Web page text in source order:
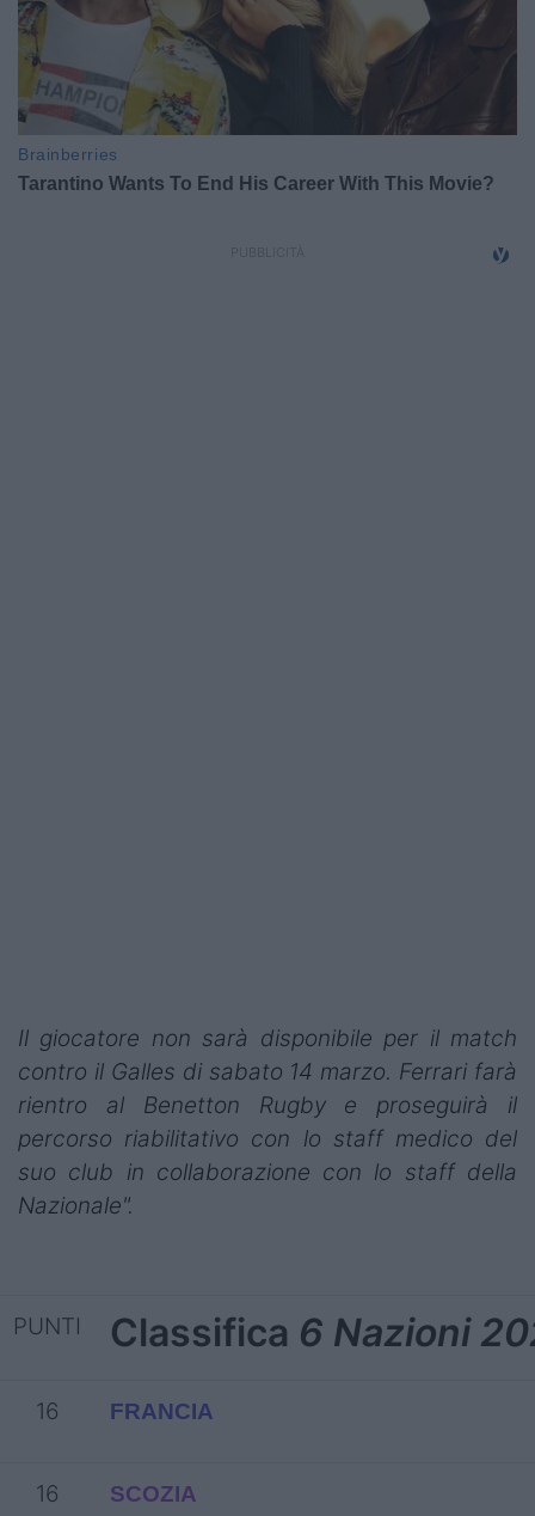
Il giocatore non sarà disponibile per il match
contro il Galles di sabato 14 marzo. Ferrari farà
rientro al Benetton Rugby e proseguirà il
percorso riabilitativo con lo staff medico del
suo club in collaborazione con lo staff della
Nazionale".
PUNTI Classifica 6 Nazioni
16 FRANCIA
16 SCOZIA